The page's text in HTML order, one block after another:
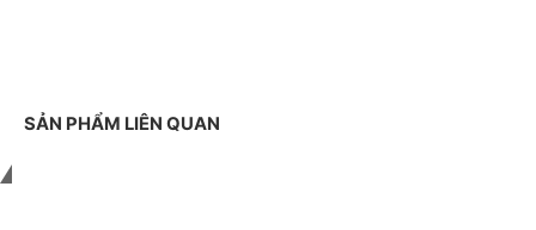
SẢN PHẨM LIÊN QUAN